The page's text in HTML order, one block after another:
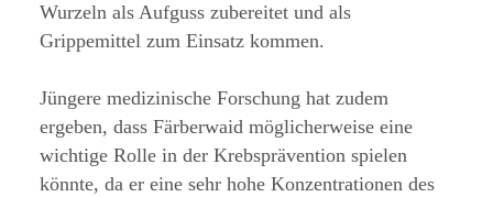
Wurzeln als Aufguss zubereitet und als
Grippemittel zum Einsatz kommen.
Jüngere medizinische Forschung hat zudem
ergeben, dass Färberwaid möglicherweise eine
wichtige Rolle in der Krebsprävention spielen
könnte, da er eine sehr hohe Konzentrationen des